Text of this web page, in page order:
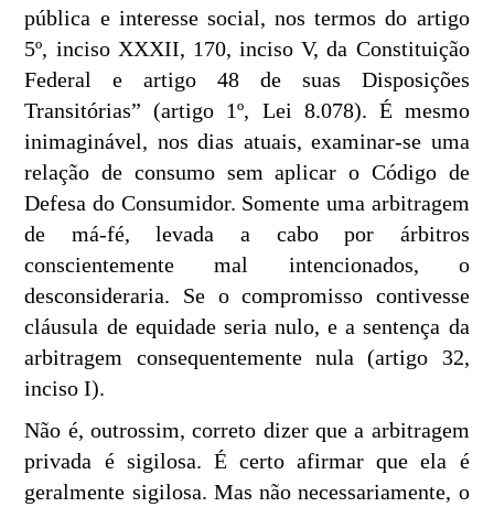
pública e interesse social, nos termos do artigo
5º, inciso XXXII, 170, inciso V, da Constituição
Federal e artigo 48 de suas Disposições
Transitórias” (artigo 1º, Lei 8.078). É mesmo
inimaginável, nos dias atuais, examinar-se uma
relação de consumo sem aplicar o Código de
Defesa do Consumidor. Somente uma arbitragem
de má-fé, levada a cabo por árbitros
conscientemente mal intencionados, o
desconsideraria. Se o compromisso contivesse
cláusula de equidade seria nulo, e a sentença da
arbitragem consequentemente nula (artigo 32,
inciso I).
Não é, outrossim, correto dizer que a arbitragem
privada é sigilosa. É certo afirmar que ela é
geralmente sigilosa. Mas não necessariamente, o